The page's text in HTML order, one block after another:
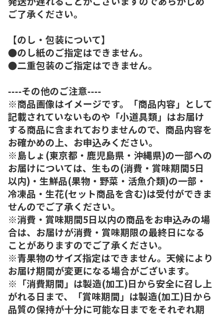
ご了承ください。
【のし・包装について】
●のし紙のご指定はできません。
●二重包装のご指定はできません。
----その他のご注意----
※商品画像はイメージです。「商品内容」として
記載されていないものや「小道具類」はお届け
する商品に含まれておりませんので、商品内容を
お確かめの上、お申込みください。
※島しょ(東京都・鹿児島県・沖縄県)の一部への
お届けについては、生もの(消費・賞味期間5日
以内)・生鮮品(果物・野菜・活魚介類)の一部・
冷凍品・生花(セット商品を含む)は受付ができま
せんのでご了承ください。
※消費・賞味期間5日以内の商品をお申込みの場
合は、お届けが消費・賞味期限の最終日になる
ことがありますのでご了承ください。
※青果物のサイズ指定はできません。天候により
お届け期間が変更になる場合がございます。
※「消費期間」は製造(加工)日から安全に召し上
がれる日まで、「賞味期間」は製造(加工)日から
品質の保持が十分に可能な日までをそれぞれ期